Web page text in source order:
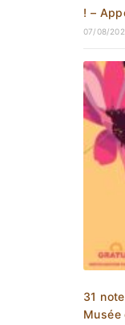
! –
07/08/
31
Musée